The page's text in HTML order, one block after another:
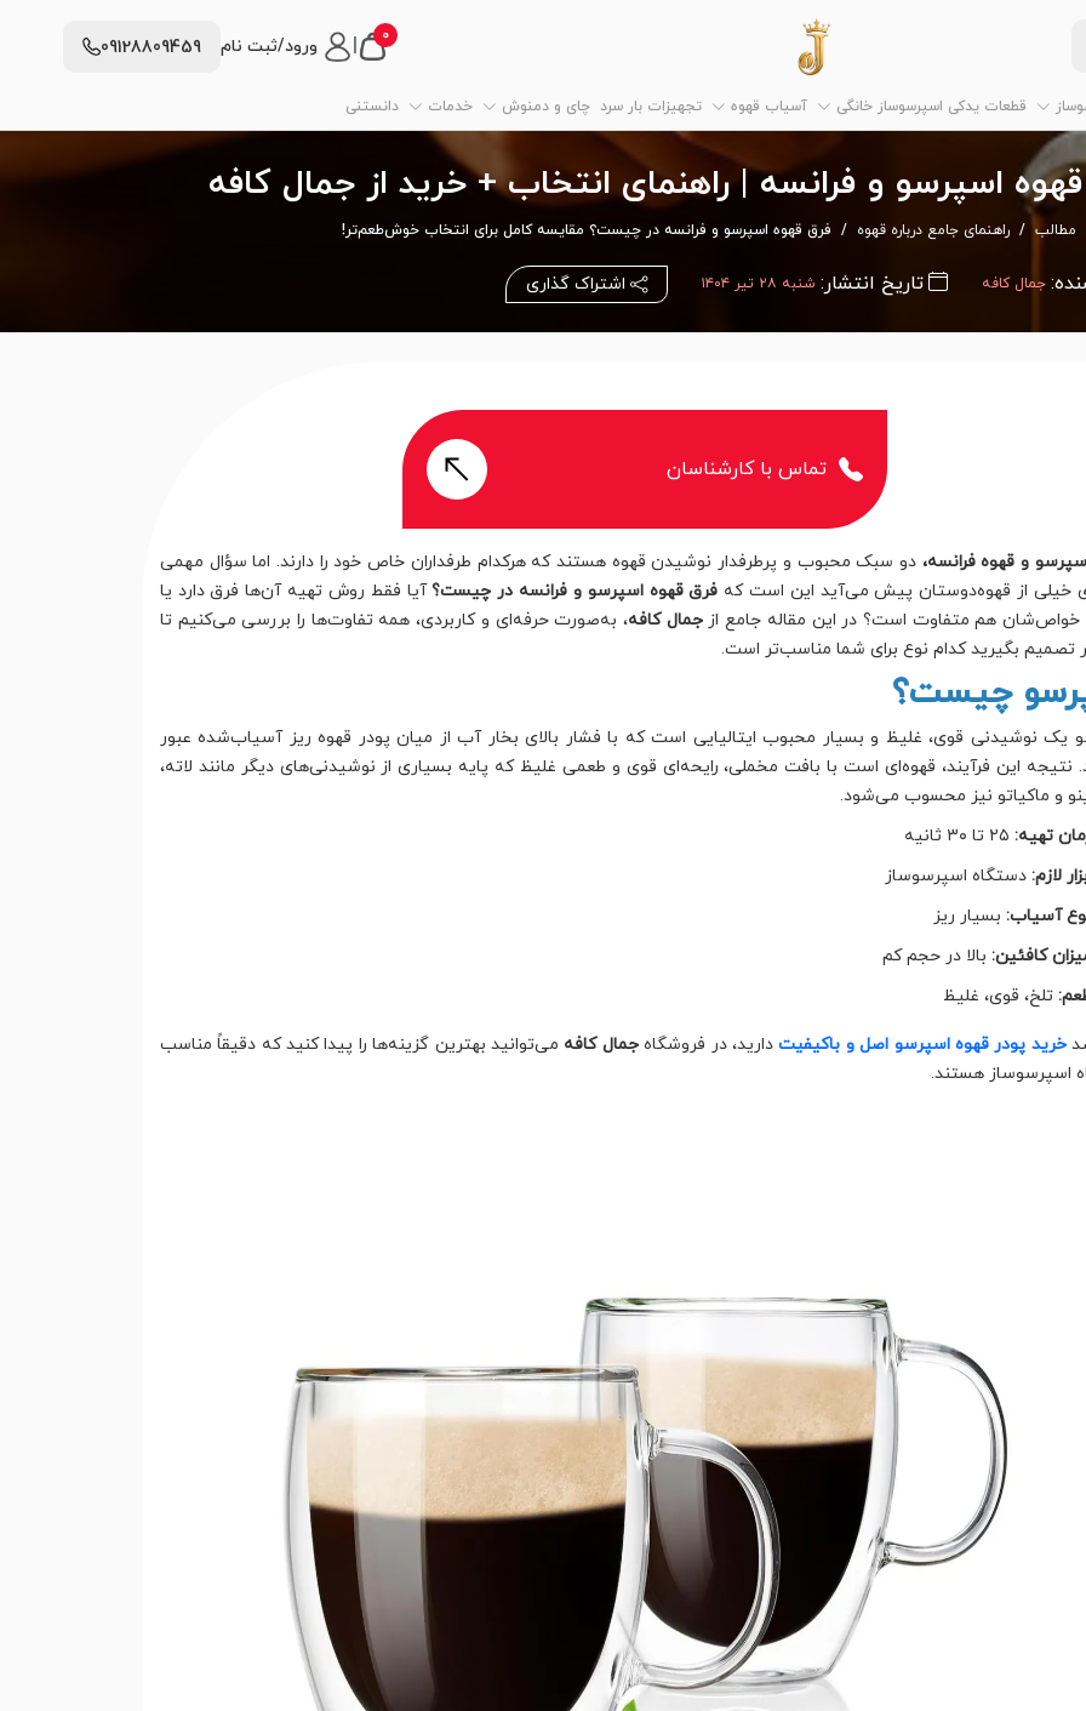
0 ورود/ثبت نام 09128809459
قطعات یدکی اسپرسوساز خانگی آسیاب قهوه تجهیزات بار سرد چای و دمنوش خدمات دانستنی
اسپرسو و فرانسه | راهنمای انتخاب + خرید از جمال کافه
مطالب راهنمای جامع درباره قهوه فرق قهوه اسپرسو و فرانسه در چیست؟ مقایسه کامل برای انتخاب خوش‌طعم‌تر!
جمال کافه تاریخ انتشار: شنبه ۲۸ تیر ۱۴۰۴ اشتراک گذاری
تماس با کارشناسان
و قهوه فرانسه، دو سبک محبوب و پرطرفدار نوشیدن قهوه هستند که هرکدام طرفداران خاص خود را دارند. اما سؤال مهمی
خیلی از قهوه‌دوستان پیش می‌آید این است که فرق قهوه اسپرسو و فرانسه در چیست؟آیا فقط روش تهیه آن‌ها فرق دارد یا
هم متفاوت است؟ در این مقاله جامع ازجمال کافه، به‌صورت حرفه‌ای و کاربردی، همه تفاوت‌ها را بررسی می‌کنیم تا
تصمیم بگیرید کدام نوع برای شما مناسب‌تر است.
چیست؟
یک نوشیدنی قوی، غلیظ و بسیار محبوب ایتالیایی است که با فشار بالای بخار آب از میان پودر قهوه ریز آسیاب‌شده عبور
نتیجه این فرآیند، قهوه‌ای است با بافت مخملی، رایحه‌ای قوی و طعمی غلیظ که پایه بسیاری از نوشیدنی‌های دیگر مانند لاته،
و ماکیاتو نیز محسوب می‌شود.
تهیه:
لازم: دستگاه اسپرسوساز
آسیاب: بسیار ریز
کافئین: بالا در حجم کم
تلخ، قوی، غلیظ
خرید پودر قهوه اسپرسو اصل و باکیفیت دارید، در فروشگاهجمال کافه می‌توانید بهترین گزینه‌ها را پیدا کنید که دقیقاً مناسب
اسپرسوساز هستند.